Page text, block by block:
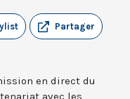
Partager
en direct du
avec les